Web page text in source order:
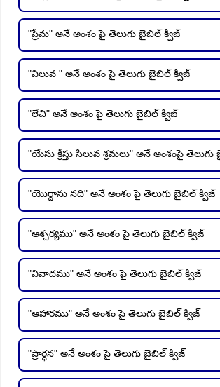
"ప్రేమ" అనే అంశం పై తెలుగు బైబిల్ క్విజ్
"విలువ " అనే అంశం పై తెలుగు బైబిల్ క్విజ్
"లేచి" అనే అంశం పై తెలుగు బైబిల్ క్విజ్
"యేసు క్రీస్తు సిలువ శ్రమలు" అనే అంశంపై
"యొర్దాను నది" అనే అంశం పై తెలుగు బైబిల్ క్విజ్
"ఆశ్చర్యము" అనే అంశం పై తెలుగు బైబిల్ క్విజ్
"వివాదము" అనే అంశం పై తెలుగు బైబిల్ క్విజ్
"ఆహారము" అనే అంశం పై తెలుగు బైబిల్ క్విజ్
"ప్రార్ధన" అనే అంశం పై తెలుగు బైబిల్ క్విజ్